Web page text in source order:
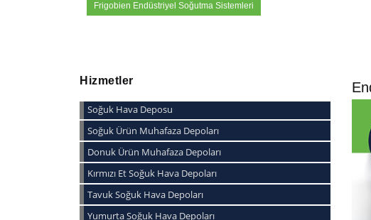
Frigobien Endüstriyel Soğutma Sistemleri
Hizmetler
Soğuk Hava Deposu
Soğuk Ürün Muhafaza Depoları
Donuk Ürün Muhafaza Depoları
Kırmızı Et Soğuk Hava Depoları
Tavuk Soğuk Hava Depoları
Yumurta Soğuk Hava Depoları